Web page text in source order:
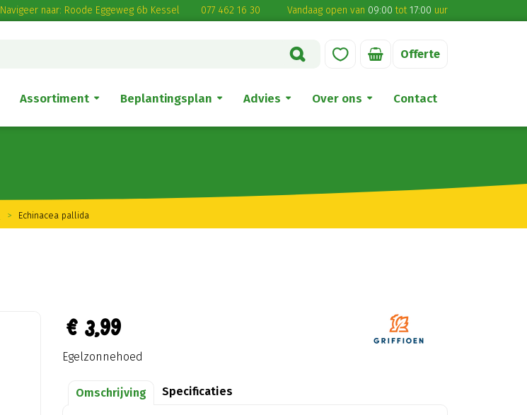
> Echinacea pallida
Navigeer naar: Roode Eggeweg 6b Kessel 077 462 16 30 Vandaag open van 09:00 tot17:00 uur
Offerte
Assortiment Beplantingsplan Advies Over ons Contact
€ 3,99
Egelzonnehoed
Omschrijving Specificaties